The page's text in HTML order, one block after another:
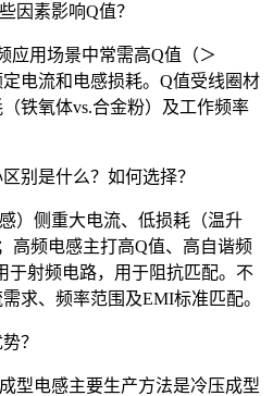
因素影响Q值？
应用场景中常需高Q值（＞
电流和电感损耗。Q值受线圈材
铁氧体vs.合金粉）及工作频率
别是什么？如何选择？
）侧重大电流、低损耗（温升
高频电感主打高Q值、高自谐频
于射频电路，用于阻抗匹配。不
求、频率范围及EMI标准匹配。
？
型电感主要生产方法是冷压成型